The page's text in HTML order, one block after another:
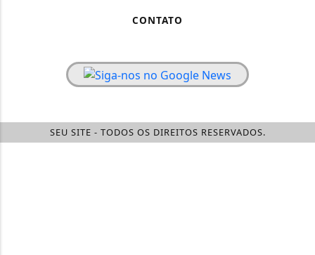
CONTATO
SEU SITE - TODOS OS DIREITOS RESERVADOS.